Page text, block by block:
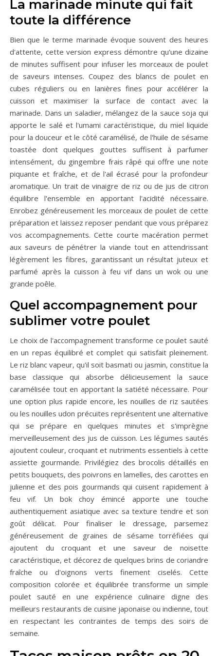
La marinade minute qui fait
toute la différence
Bien que le terme marinade évoque souvent des heures
d'attente, cette version express démontre qu'une dizaine
de minutes suffisent pour infuser les morceaux de poulet
de saveurs intenses. Coupez des blancs de poulet en
cubes réguliers ou en lanières fines pour accélérer la
cuisson et maximiser la surface de contact avec la
marinade. Dans un saladier, mélangez de la sauce soja qui
apporte le salé et l'umami caractéristique, du miel liquide
pour la douceur et le côté caramélisé, de l'huile de sésame
toastée dont quelques gouttes suffisent à parfumer
intensément, du gingembre frais râpé qui offre une note
piquante et fraîche, et de l'ail écrasé pour la profondeur
aromatique. Un trait de vinaigre de riz ou de jus de citron
équilibre l'ensemble en apportant l'acidité nécessaire.
Enrobez généreusement les morceaux de poulet de cette
préparation et laissez reposer pendant que vous préparez
vos accompagnements. Cette courte macération permet
aux saveurs de pénétrer la viande tout en attendrissant
légèrement les fibres, garantissant un résultat juteux et
parfumé après la cuisson à feu vif dans un wok ou une
grande poêle.
Quel accompagnement pour
sublimer votre poulet
Le choix de l'accompagnement transforme ce poulet sauté
en un repas équilibré et complet qui satisfait pleinement.
Le riz blanc vapeur, qu'il soit basmati ou jasmin, constitue la
base classique qui absorbe délicieusement la sauce
caramélisée tout en apportant la satiété nécessaire. Pour
une option plus rapide encore, les nouilles de riz sautées
ou les nouilles udon précuites représentent une alternative
qui se prépare en quelques minutes et s'imprègne
merveilleusement des jus de cuisson. Les légumes sautés
ajoutent couleur, croquant et nutriments essentiels à cette
assiette gourmande. Privilégiez des brocolis détaillés en
petits bouquets, des poivrons en lamelles, des carottes en
julienne et des pois gourmands qui cuisent rapidement à
feu vif. Un bok choy émincé apporte une touche
authentiquement asiatique avec sa texture tendre et son
goût délicat. Pour finaliser le dressage, parsemez
généreusement de graines de sésame torréfiées qui
ajoutent du croquant et une saveur de noisette
caractéristique, et décorez de quelques brins de coriandre
fraîche ou d'oignons verts finement ciselés. Cette
composition colorée et équilibrée transforme un simple
poulet sauté en une expérience culinaire digne des
meilleurs restaurants de cuisine japonaise ou indienne, tout
en respectant les contraintes de temps des soirs de
semaine.